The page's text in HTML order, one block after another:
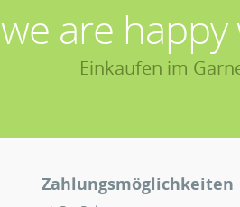
we are
Einkaufen im
Zahlungsmöglichkeiten